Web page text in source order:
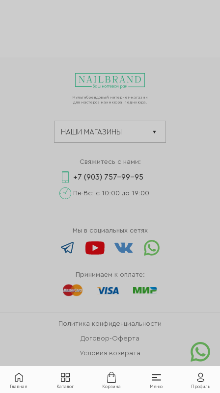
Мультибрендовый интернет-магазин
для мастеров маникюра, педикюра.
Свяжитесь с нами:
+7 (903) 757-99-95
Пн-Вс: с 10:00 до 19:00
Мы в социальных сетях
Принимаем к оплате:
Политика конфиденциальности
Договор-Оферта
Условия возврата
Главная Каталог Корзина Меню Профиль